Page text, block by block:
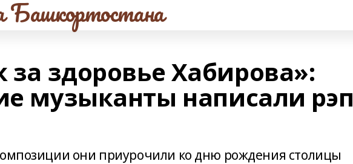
здоровье Хабирова»:
музыканты написали рэп
они приурочили ко дню рождения столицы